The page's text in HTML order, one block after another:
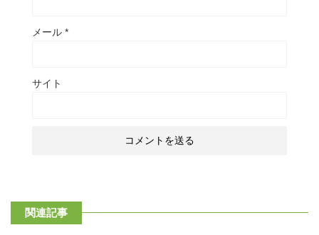
メール *
サイト
関連記事